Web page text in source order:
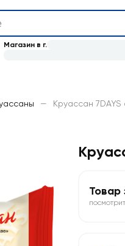
Магазин в г.
— Круассан
Товар